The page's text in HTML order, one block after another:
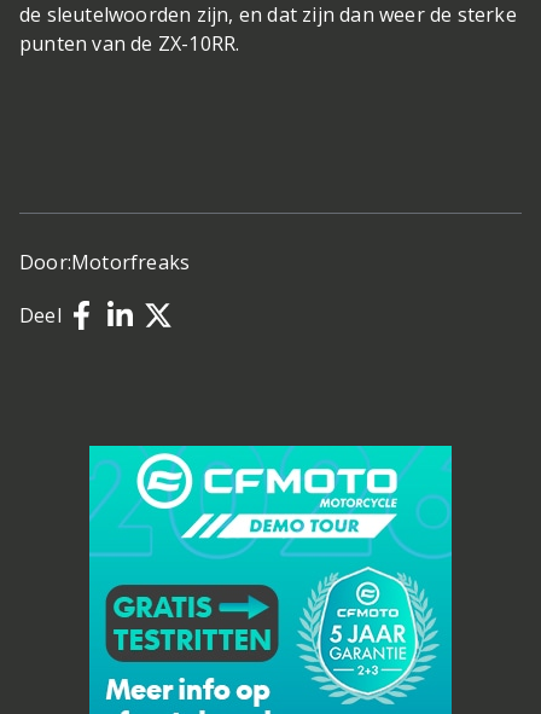
de sleutelwoorden zijn, en dat zijn dan weer de sterke
punten van de ZX-10RR.
Door:Motorfreaks
Deel